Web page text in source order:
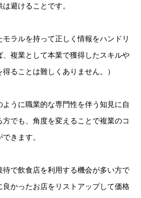
避けることです。
ラルを持って正しく情報をハンドリ
、複業として本業で獲得したスキルや
ることは難しくありません。）
ように職業的な専門性を伴う知見に自
でも、角度を変えることで複業のコ
きます。
で飲食店を利用する機会が多い方で
かったお店をリストアップして価格